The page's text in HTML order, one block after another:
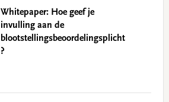
Whitepaper: Hoe geef je
invulling aan de
blootstellingsbeoordelingsplicht
?